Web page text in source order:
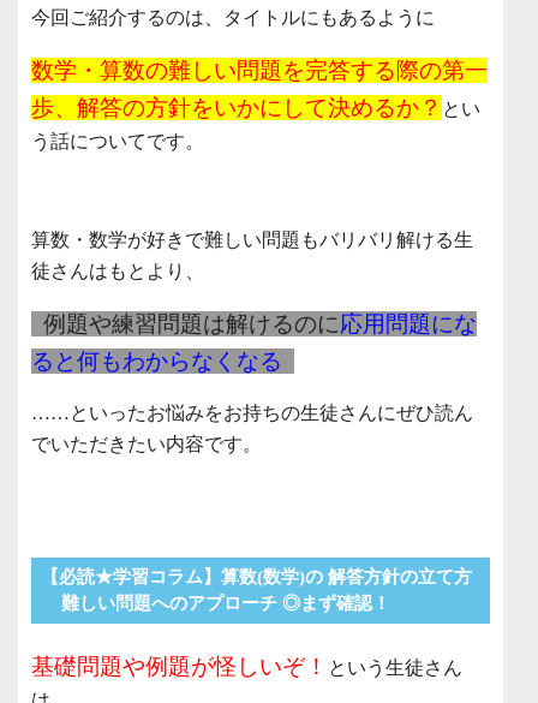
今回ご紹介するのは、タイトルにもあるように
数学・算数の難しい問題を完答する際の第一
歩、解答の方針をいかにして決めるか？ とい
う話についてです。
算数・数学が好きで難しい問題もバリバリ解ける生
徒さんはもとより、
例題や練習問題は解けるのに応用問題にな
ると何もわからなくなる
……といったお悩みをお持ちの生徒さんにぜひ読ん
でいただきたい内容です。
【必読★学習コラム】算数(数学)の 解答方針の立て方
難しい問題へのアプローチ ◎まず確認！
基礎問題や例題が怪しいぞ！ という生徒さん